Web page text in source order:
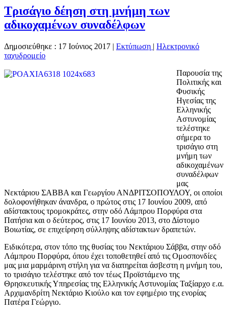
Τρισάγιο δέηση στη μνήμη των
αδικοχαμένων συναδέλφων
Δημοσιεύθηκε : 17 Ιούνιος 2017 | Εκτύπωση | Ηλεκτρονικό
ταχυδρομείο
Παρουσία της
Πολιτικής και
Φυσικής
Ηγεσίας της
Ελληνικής
Αστυνομίας
τελέστηκε
σήμερα το
τρισάγιο στη
μνήμη των
αδικοχαμένων
συναδέλφων
μας
Νεκτάριου ΣΑΒΒΑ και Γεωργίου ΑΝΔΡΙΤΣΟΠΟΥΛΟΥ, οι οποίοι
δολοφονήθηκαν άνανδρα, ο πρώτος στις 17 Ιουνίου 2009, από
αδίστακτους τρομοκράτες, στην οδό Λάμπρου Πορφύρα στα
Πατήσια και ο δεύτερος, στις 17 Ιουνίου 2013, στο Δίστομο
Βοιωτίας, σε επιχείρηση σύλληψης αδίστακτων δραπετών.
Ειδικότερα, στον τόπο της θυσίας του Νεκτάριου Σάββα, στην οδό
Λάμπρου Πορφύρα, όπου έχει τοποθετηθεί από τις Ομοσπονδίες
μας μια μαρμάρινη στήλη για να διατηρείται άσβεστη η μνήμη του,
το τρισάγιο τελέστηκε από τον τέως Προϊστάμενο της
Θρησκευτικής Υπηρεσίας της Ελληνικής Αστυνομίας Ταξίαρχο ε.α.
Αρχιμανδρίτη Νεκτάριο Κιούλο και τον εφημέριο της ενορίας
Πατέρα Γεώργιο.